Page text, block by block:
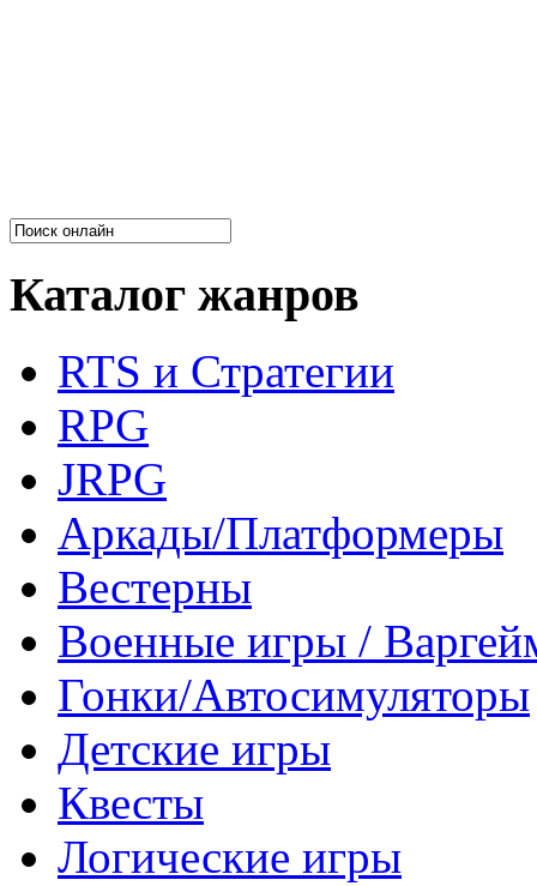
Каталог жанров
RTS и Стратегии
RPG
JRPG
Аркады/Платформеры
Вестерны
Военные игры /
Гонки/Автосимуляторы
Детские игры
Квесты
Логические игры